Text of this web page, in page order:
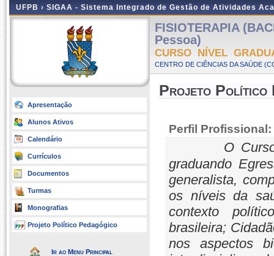
UFPB › SIGAA - Sistema Integrado de Gestão de Atividades
Apresentação
Alunos Ativos
Calendário
Currículos
Documentos
Turmas
Monografias
Projeto Político Pedagógico
Ir ao Menu Principal
FISIOTERAPIA
Pessoa)
CURSO NÍVEL
CENTRO DE CIÊNCIAS DA SAÚDE
Projeto Político
Perfil Profissional:
O
graduando
generalista,
os níveis da
contexto
brasileira;
nos aspectos